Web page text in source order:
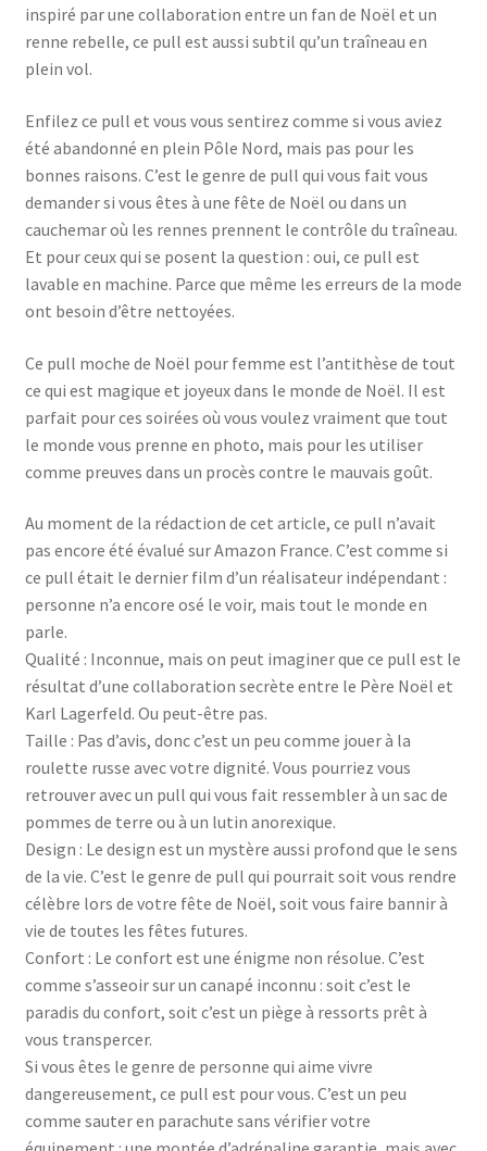
inspiré par une collaboration entre un fan de Noël et un
renne rebelle, ce pull est aussi subtil qu’un traîneau en
plein vol.
Enfilez ce pull et vous vous sentirez comme si vous aviez
été abandonné en plein Pôle Nord, mais pas pour les
bonnes raisons. C’est le genre de pull qui vous fait vous
demander si vous êtes à une fête de Noël ou dans un
cauchemar où les rennes prennent le contrôle du traîneau.
Et pour ceux qui se posent la question : oui, ce pull est
lavable en machine. Parce que même les erreurs de la mode
ont besoin d’être nettoyées.
Ce pull moche de Noël pour femme est l’antithèse de tout
ce qui est magique et joyeux dans le monde de Noël. Il est
parfait pour ces soirées où vous voulez vraiment que tout
le monde vous prenne en photo, mais pour les utiliser
comme preuves dans un procès contre le mauvais goût.
Au moment de la rédaction de cet article, ce pull n’avait
pas encore été évalué sur Amazon France. C’est comme si
ce pull était le dernier film d’un réalisateur indépendant :
personne n’a encore osé le voir, mais tout le monde en
parle.
Qualité : Inconnue, mais on peut imaginer que ce pull est le
résultat d’une collaboration secrète entre le Père Noël et
Karl Lagerfeld. Ou peut-être pas.
Taille : Pas d’avis, donc c’est un peu comme jouer à la
roulette russe avec votre dignité. Vous pourriez vous
retrouver avec un pull qui vous fait ressembler à un sac de
pommes de terre ou à un lutin anorexique.
Design : Le design est un mystère aussi profond que le sens
de la vie. C’est le genre de pull qui pourrait soit vous rendre
célèbre lors de votre fête de Noël, soit vous faire bannir à
vie de toutes les fêtes futures.
Confort : Le confort est une énigme non résolue. C’est
comme s’asseoir sur un canapé inconnu : soit c’est le
paradis du confort, soit c’est un piège à ressorts prêt à
vous transpercer.
Si vous êtes le genre de personne qui aime vivre
dangereusement, ce pull est pour vous. C’est un peu
comme sauter en parachute sans vérifier votre